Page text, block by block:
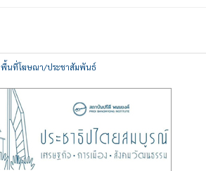
พื้นที่โฆษณา/ประชาสัมพันธ์